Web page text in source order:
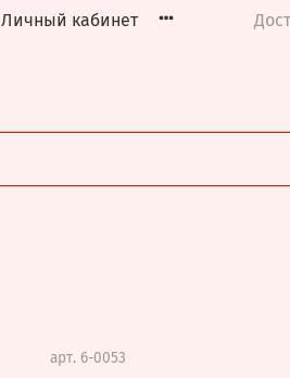
Личный кабинет
арт. 6-0053